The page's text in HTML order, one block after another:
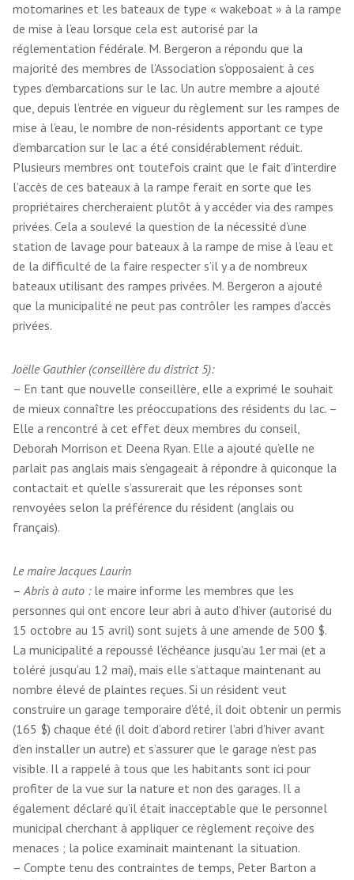
motomarines et les bateaux de type « wakeboat » à la rampe
de mise à l’eau lorsque cela est autorisé par la
réglementation fédérale. M. Bergeron a répondu que la
majorité des membres de l’Association s’opposaient à ces
types d’embarcations sur le lac. Un autre membre a ajouté
que, depuis l’entrée en vigueur du règlement sur les rampes de
mise à l’eau, le nombre de non-résidents apportant ce type
d’embarcation sur le lac a été considérablement réduit.
Plusieurs membres ont toutefois craint que le fait d’interdire
l’accès de ces bateaux à la rampe ferait en sorte que les
propriétaires chercheraient plutôt à y accéder via des rampes
privées. Cela a soulevé la question de la nécessité d’une
station de lavage pour bateaux à la rampe de mise à l’eau et
de la difficulté de la faire respecter s’il y a de nombreux
bateaux utilisant des rampes privées. M. Bergeron a ajouté
que la municipalité ne peut pas contrôler les rampes d’accès
privées.
Joëlle Gauthier (conseillère du district 5):
– En tant que nouvelle conseillère, elle a exprimé le souhait
de mieux connaître les préoccupations des résidents du lac. –
Elle a rencontré à cet effet deux membres du conseil,
Deborah Morrison et Deena Ryan. Elle a ajouté qu’elle ne
parlait pas anglais mais s’engageait à répondre à quiconque la
contactait et qu’elle s’assurerait que les réponses sont
renvoyées selon la préférence du résident (anglais ou
français).
Le maire Jacques Laurin
–Abris à auto :le maire informe les membres que les
personnes qui ont encore leur abri à auto d’hiver (autorisé du
15 octobre au 15 avril) sont sujets à une amende de 500 $.
La municipalité a repoussé l’échéance jusqu’au 1er mai (et a
toléré jusqu’au 12 mai), mais elle s’attaque maintenant au
nombre élevé de plaintes reçues. Si un résident veut
construire un garage temporaire d’été, il doit obtenir un permis
(165 $) chaque été (il doit d’abord retirer l’abri d’hiver avant
d’en installer un autre) et s’assurer que le garage n’est pas
visible. Il a rappelé à tous que les habitants sont ici pour
profiter de la vue sur la nature et non des garages. Il a
également déclaré qu’il était inacceptable que le personnel
municipal cherchant à appliquer ce règlement reçoive des
menaces ; la police examinait maintenant la situation.
– Compte tenu des contraintes de temps, Peter Barton a